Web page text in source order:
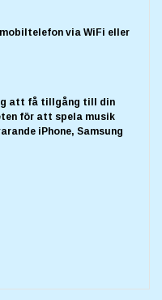
via WiFi eller
att få tillgång till din
för att spela musik
iPhone, Samsung